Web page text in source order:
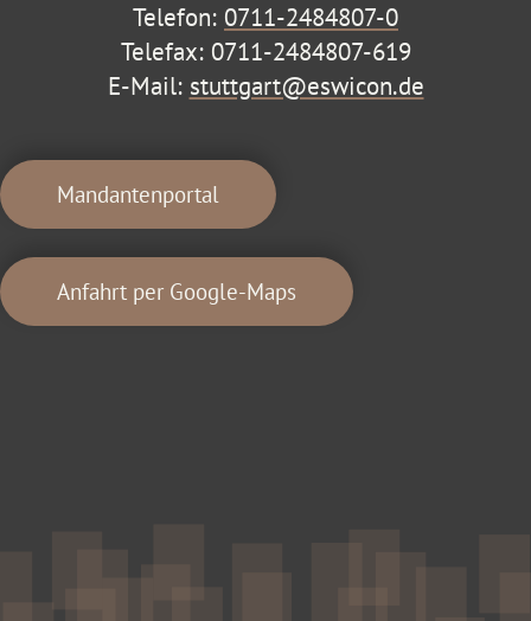
Telefon: 0711-2484807-0
Telefax: 0711-2484807-619
E-Mail: stuttgart@eswicon.de
Mandantenportal
Anfahrt per Google-Maps